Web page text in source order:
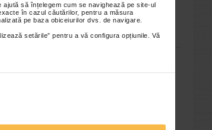
să înțelegem cum se navighează pe site-ul
în cazul căutărilor, pentru a măsura
pe baza obiceiurilor dvs. de navigare.
setările” pentru a vă configura opțiunile. Vă
Gel Spumant
X 500…
Gel Spumant
Calculator